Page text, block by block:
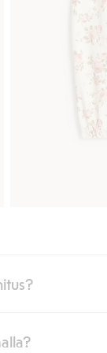
toimituksen